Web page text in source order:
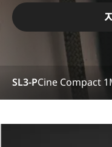
SL3-PCine Compact 1